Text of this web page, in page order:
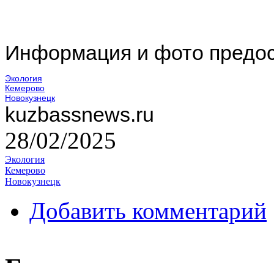
Информация и фото
Экология
Кемерово
Новокузнецк
kuzbassnews.ru
28/02/2025
Экология
Кемерово
Новокузнецк
Добавить комментарий